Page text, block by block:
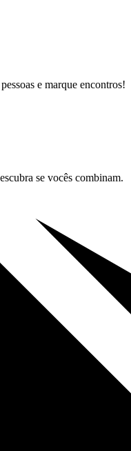
e marque encontros!
se vocês combinam.